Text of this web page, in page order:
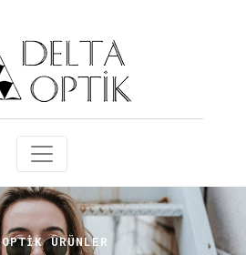
OPTIK ÜRÜNLER